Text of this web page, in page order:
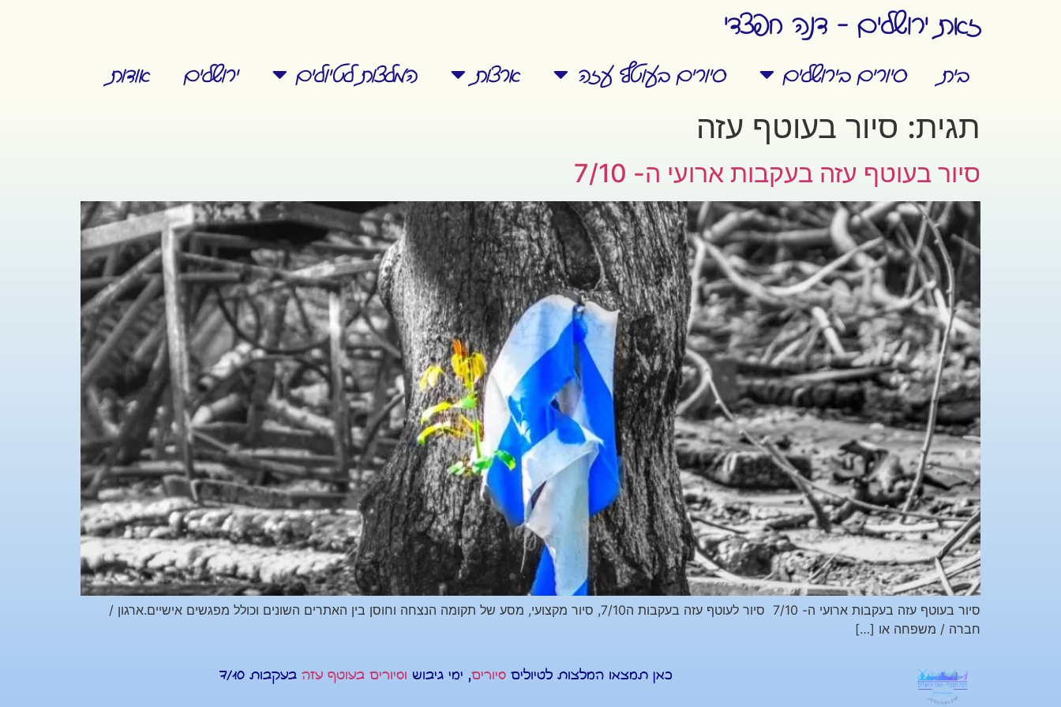
זאת ירושלים - דנה חפצדי
בית סיורים בירושלים סיורים בעוטף עזה ארצות המלצות לטיולים ירושלים אודות
תגית: סיור בעוטף עזה
סיור בעוטף עזה בעקבות ארועי ה- 7/10
סיור בעוטף עזה בעקבות ארועי ה- 7/10 סיור לעוטף עזה בעקבות ה7/10, סיור מקצועי, מסע של תקומה הנצחה וחוסן בין האתרים השונים וכולל מפגשים אישיים.ארגון /
חברה / משפחה או […]
כאן תמצאו המלצות לטיולים סיורים, ימי גיבוש וסיורים בעוטף עזהבעקבות 7/10